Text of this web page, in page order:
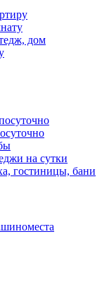
дом
на сутки
гостиницы, бани